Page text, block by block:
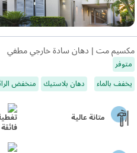
مكسيم مت | دهان سادة خارجي مطفي
متوفر
يخفف بالماء
دهان بلاستيك منخفض
متانة عالية